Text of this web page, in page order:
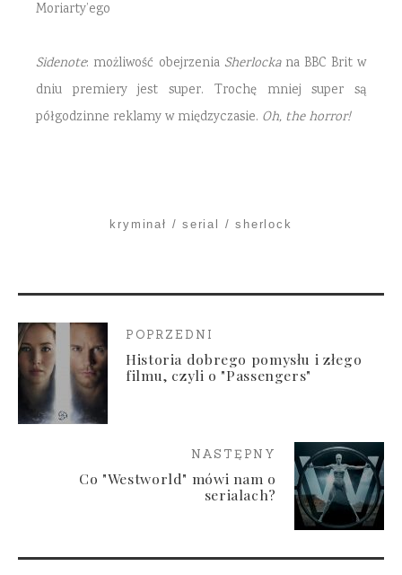
Moriarty’ego
Sidenote: możliwość obejrzenia Sherlocka na BBC Brit w
dniu premiery jest super. Trochę mniej super są
półgodzinne reklamy w międzyczasie. Oh, the horror!
kryminał serial sherlock
POPRZEDNI
Historia dobrego pomysłu i złego
filmu, czyli o "Passengers"
NASTĘPNY
Co "Westworld" mówi nam o
serialach?